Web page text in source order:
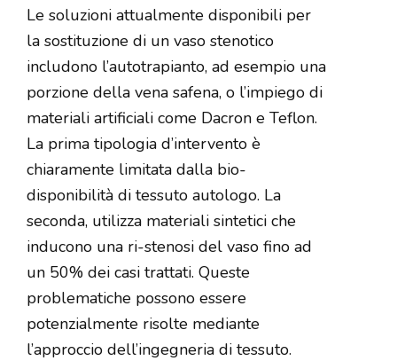
Le soluzioni attualmente disponibili per
la sostituzione di un vaso stenotico
includono l’autotrapianto, ad esempio una
porzione della vena safena, o l’impiego di
materiali artificiali come Dacron e Teflon.
La prima tipologia d’intervento è
chiaramente limitata dalla bio-
disponibilità di tessuto autologo. La
seconda, utilizza materiali sintetici che
inducono una ri-stenosi del vaso fino ad
un 50% dei casi trattati. Queste
problematiche possono essere
potenzialmente risolte mediante
l’approccio dell’ingegneria di tessuto.